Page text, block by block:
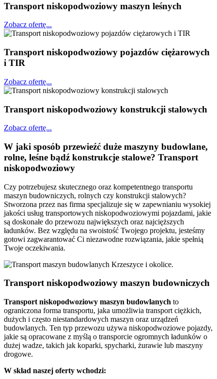
Transport niskopodwoziowy maszyn leśnych
Zobacz ofertę...
Transport niskopodwoziowy pojazdów ciężarowych
i TIR
Zobacz ofertę...
Transport niskopodwoziowy konstrukcji stalowych
Zobacz ofertę...
W jaki sposób przewieźć duże maszyny budowlane,
rolne, leśne bądź konstrukcje stalowe? Transport
niskopodwoziowy
Czy potrzebujesz skutecznego oraz kompetentnego transportu
maszyn budowniczych, rolnych czy konstrukcji stalowych?
Stworzona przez nas firma specjalizuje się w zapewnianiu wysokiej
jakości usług transportowych niskopodwoziowymi pojazdami, jakie
są doskonałe do przewozu największych oraz najcięższych
ładunków. Bez względu na swoistość Twojego projektu, jesteśmy
gotowi zagwarantować Ci niezawodne rozwiązania, jakie spełnią
Twoje oczekiwania.
Transport niskopodwoziowy maszyn budowniczych
Transport niskopodwoziowy maszyn budowlanych to
ograniczona forma transportu, jaka umożliwia transport ciężkich,
dużych i często niestandardowych maszyn oraz urządzeń
budowlanych. Ten typ przewozu używa niskopodwoziowe pojazdy,
jakie są opracowane z myślą o transporcie ogromnych ładunków o
dużej wadze, takich jak koparki, spycharki, żurawie lub maszyny
drogowe.
W skład naszej oferty wchodzi: